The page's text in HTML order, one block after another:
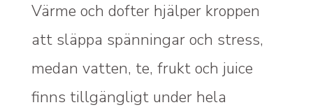
Värme och dofter hjälper kroppen
att släppa spänningar och stress,
medan vatten, te, frukt och juice
finns tillgängligt under hela